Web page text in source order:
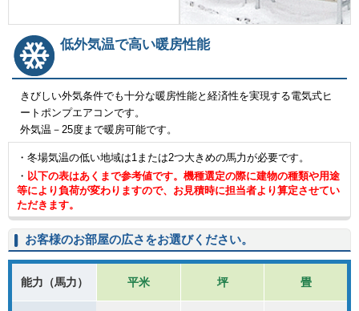
低外気温で高い暖房性能
きびしい外気条件でも十分な暖房性能と経済性を実現する電気式ヒ
ートポンプエアコンです。
外気温－25度まで暖房可能です。
・冬場気温の低い地域は1または2つ大きめの馬力が必要です。
・ 以下の表はあくまで参考値です。機種選定の際に建物の種類や用途
等により負荷が変わりますので、お見積時に担当者より算定させてい
ただきます。
お客様のお部屋の広さをお選びください。
能力（馬力） 平米 坪 畳